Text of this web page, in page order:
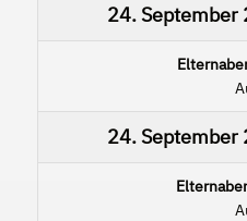
24. September
24. September